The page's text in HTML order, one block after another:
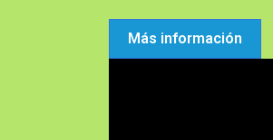
Más información